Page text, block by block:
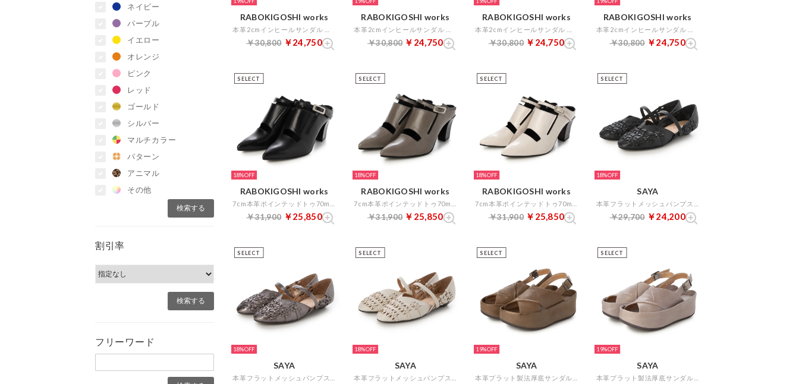
ネイビー
パープル
イエロー
オレンジ
ピンク
レッド
ゴールド
シルバー
マルチカラー
パターン
アニマル
その他
割引率
フリーワード
RABOKIGOSHI works
￥30,800 ￥24,750
RABOKIGOSHI works
￥30,800 ￥24,750
RABOKIGOSHI works
￥30,800 ￥24,750
RABOKIGOSHI works
￥30,800 ￥24,750
SELECT
18%
RABOKIGOSHI works
￥31,900 ￥25,850
SELECT
18%
RABOKIGOSHI works
￥31,900 ￥25,850
SELECT
18%
RABOKIGOSHI works
￥31,900 ￥25,850
SELECT
18%
SAYA
￥29,700 ￥24,200
SELECT
18%
SAYA
SELECT
18%
SAYA
SELECT
19%
SAYA
SELECT
19%
SAYA